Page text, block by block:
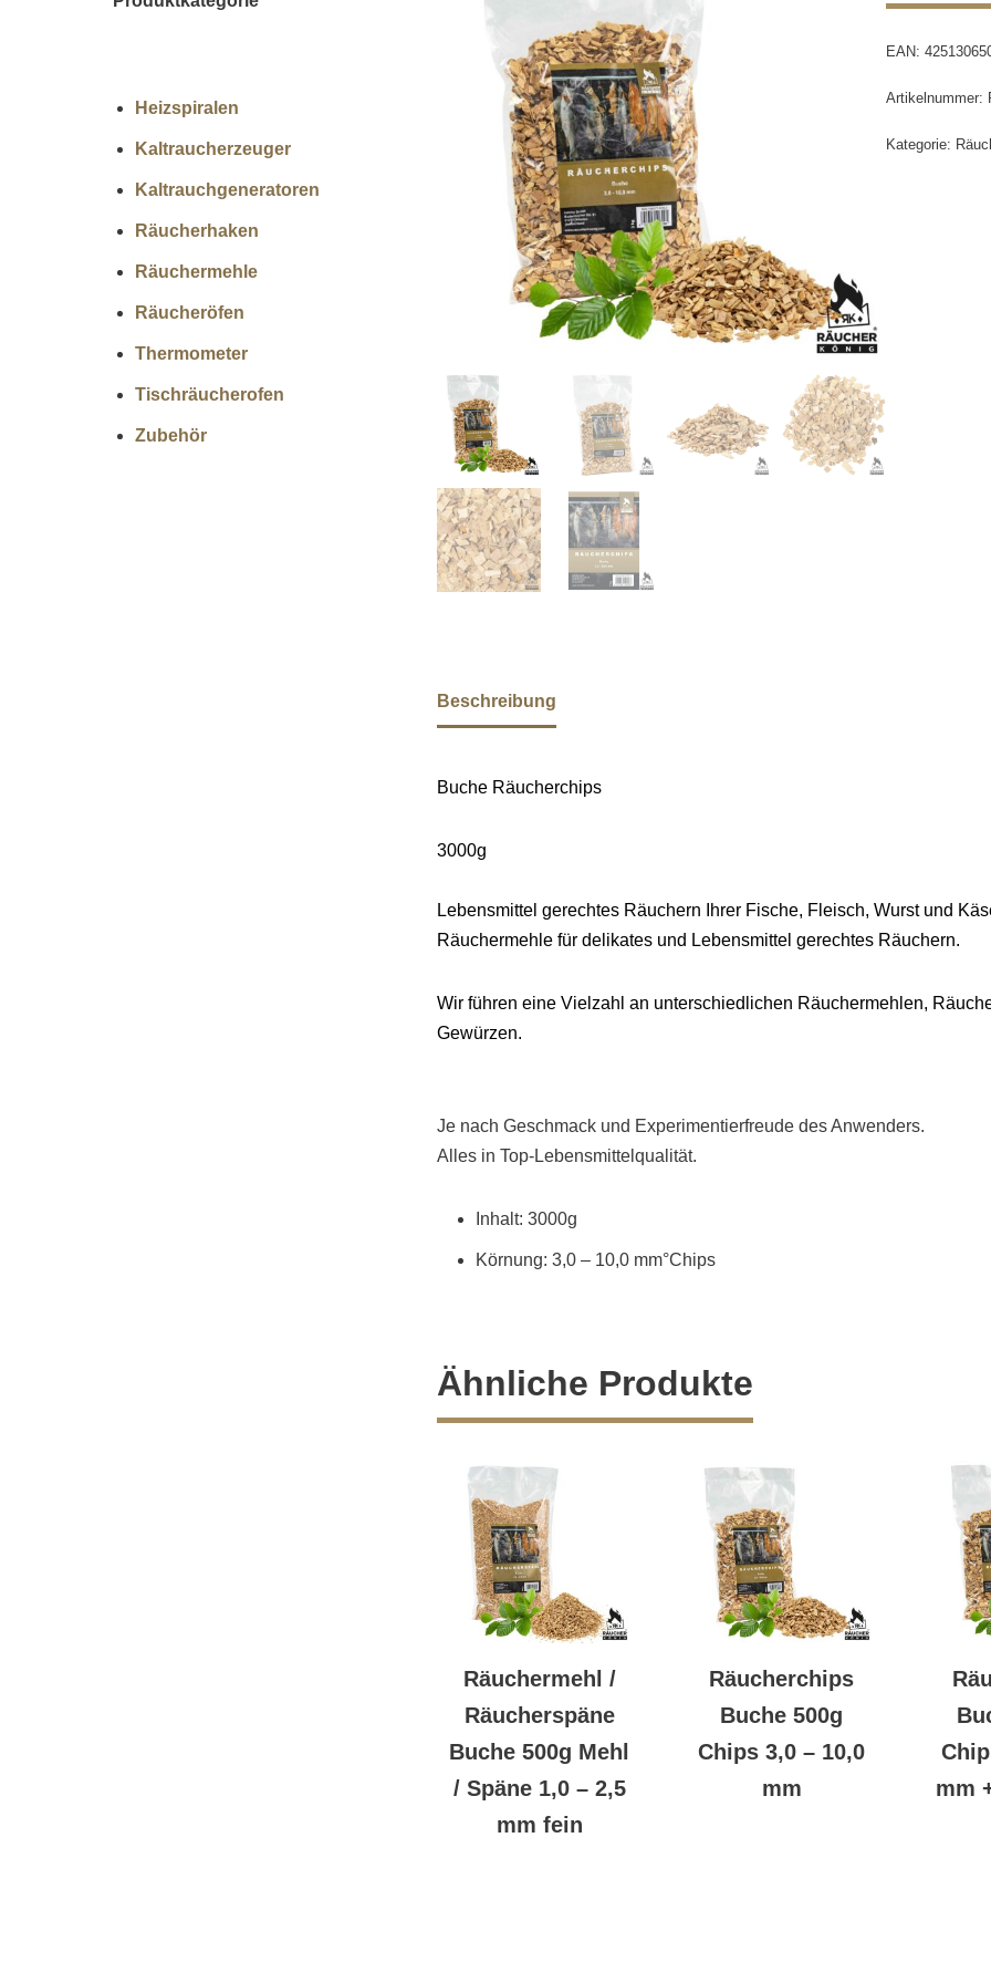
Heizspiralen
Kaltraucherzeuger
Kaltrauchgeneratoren
Räucherhaken
Räuchermehle
Räucheröfen
Thermometer
Tischräucherofen
Zubehör
EAN:
Artikelnummer:
Kategorie:
Beschreibung
Buche Räucherchips
3000g
Lebensmittel gerechtes Räuchern Ihrer Fische, Fleisch, Wurst und
Räuchermehl efür delikates und Lebensmittel gerechtes Räuchern.
Wir führen eine Vielzahl an unterschiedlichen Räuchermehlen,
Gewürzen.
Je nach Geschmack und Experimentierfreude des Anwenders.
Alles in Top-Lebensmittelqualität.
Inhalt: 3000g
Körnung: 3,0 – 10,0 mm°Chips
Ähnliche Produkte
Räuchermehl /
Räucherspäne
Buche 500g Mehl
/ Späne 1,0 – 2,5
mm fein
Räucherchips
Buche 500g
Chips 3,0 – 10,0
mm
mm